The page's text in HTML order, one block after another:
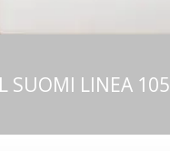
SUOMI LINEA 105